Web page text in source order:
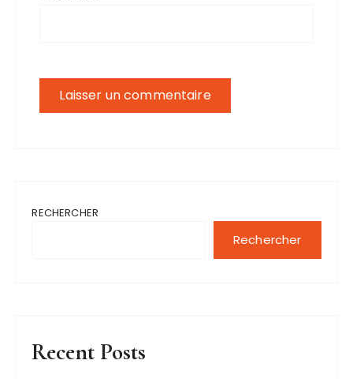
RECHERCHER
Rechercher
Recent Posts